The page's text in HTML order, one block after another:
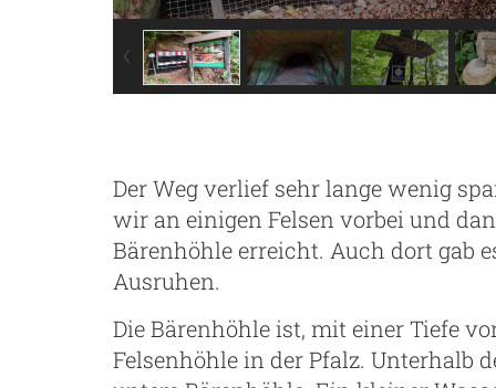
Der Weg verlief sehr lange wenig
wir an einigen Felsen vorbei und
Bärenhöhle erreicht. Auch dort gab
Ausruhen.
Die Bärenhöhle ist, mit einer Tiefe
Felsenhöhle in der Pfalz. Unterhalb